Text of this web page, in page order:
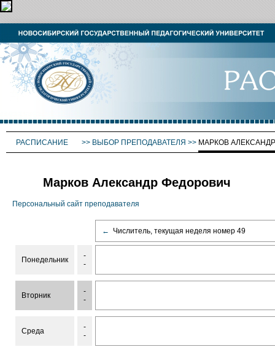
РАСПИСАНИЕ >> ВЫБОР ПРЕПОДАВАТЕЛЯ >> МАРКОВ
Марков Александр Федорович
Персональный сайт преподавателя
← Числитель, текущая неделя номер 49
Понедельник
-
-
Вторник
-
-
Среда
-
-